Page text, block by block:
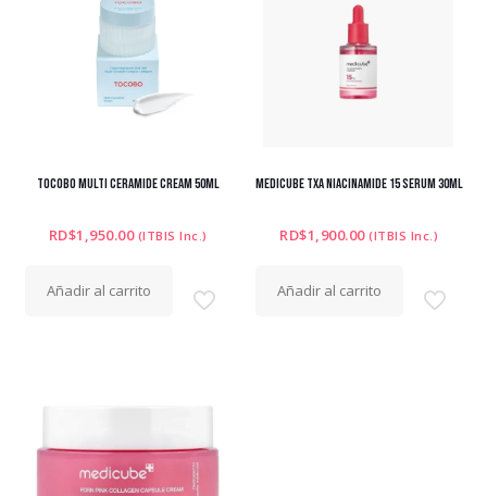
TOCOBO MULTI CERAMIDE CREAM 50ML
RD$1,950.00 (ITBIS Inc.)
Añadir al carrito
MEDICUBE TXA NIACINAMIDE 15 SERUM 30ML
RD$1,900.00 (ITBIS Inc.)
Añadir al carrito